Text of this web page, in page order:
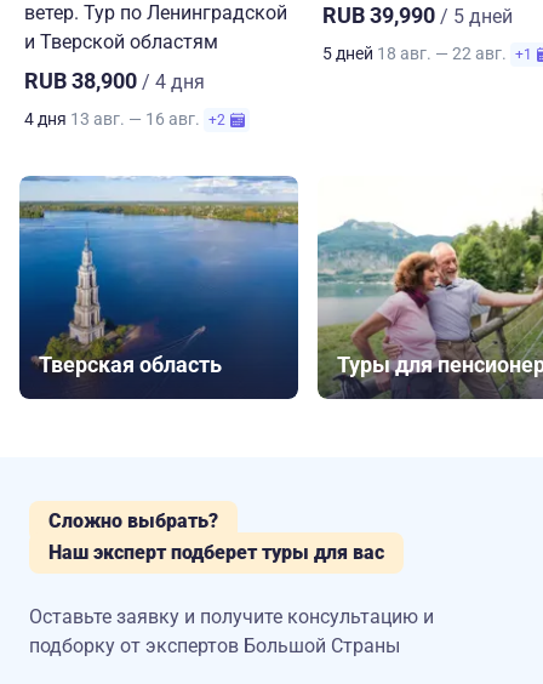
ветер. Тур по Ленинградской
и Тверской областям
RUB 38,900 / 4 дня
4 дня 13 авг. — 16 авг. +2
RUB 39,990 / 5 дней
5 дней 18 авг. — 22 авг. +1
Тверская область Туры для
Сложно выбрать?
Наш эксперт подберет туры для вас
Оставьте заявку и получите консультацию и
подборку от экспертов Большой Страны